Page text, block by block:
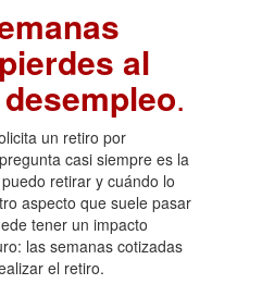
al
.
un retiro por
casi siempre es la
retirar y cuándo lo
aspecto que suele pasar
tener un impacto
las semanas cotizadas
el retiro.